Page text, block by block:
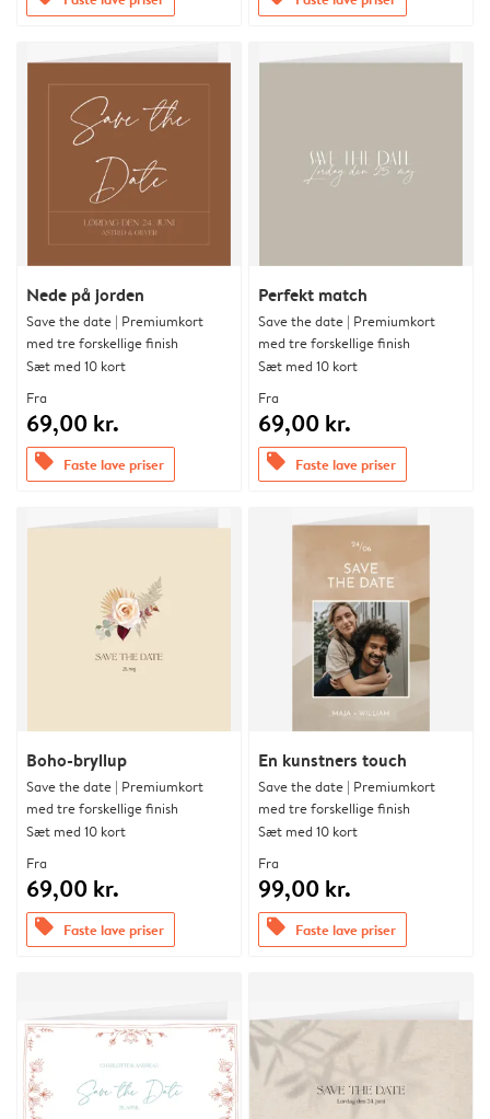
Nede på jorden
Save the date | Premiumkort
med tre forskellige finish
Sæt med 10 kort
Fra
69,00 kr.
offers Faste lave priser
Perfekt match
Save the date | Premiumkort
med tre forskellige finish
Sæt med 10 kort
Fra
69,00 kr.
offers Faste lave priser
Boho-bryllup
Save the date | Premiumkort
med tre forskellige finish
Sæt med 10 kort
Fra
69,00 kr.
offers Faste lave priser
En kunstners touch
Save the date | Premiumkort
med tre forskellige finish
Sæt med 10 kort
Fra
99,00 kr.
offers Faste lave priser